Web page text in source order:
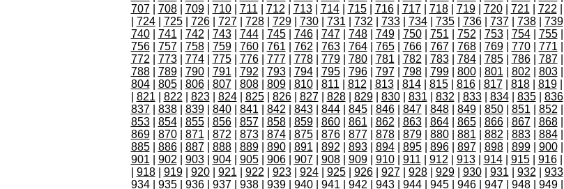
707| 708| 709| 710| 711 712 713| 714| 715| 716| 717| 718| 719| 720| 721 722
724| 725| 726| 727| 728| 729| 730| 731 732 733| 734| 735| 736| 737| 738| 739|
740| 741 742 743| 744| 745| 746| 747| 748| 749| 750| 751 752 753| 754| 755|
756| 757| 758| 759| 760| 761 762 763| 764| 765| 766| 767| 768| 769| 770| 771
772
773| 774| 775| 776| 777| 778| 779| 780| 781 782 783| 784| 785| 786| 787|
788| 789| 790| 791 792 793| 794| 795| 796| 797| 798| 799| 800| 801 802 803|
804| 805| 806| 807| 808| 809| 810| 811 812 813| 814| 815| 816| 817| 818| 819|
821 822 823| 824| 825| 826| 827| 828| 829| 830| 831 832 833| 834| 835| 836|
837| 838| 839| 840| 841 842 843| 844| 845| 846| 847| 848| 849| 850| 851 852
853| 854| 855| 856| 857| 858| 859| 860| 861 862 863| 864| 865| 866| 867| 868|
869| 870| 871 872 873| 874| 875| 876| 877| 878| 879| 880| 881 882 883| 884|
885| 886| 887| 888| 889| 890| 891 892 893| 894| 895| 896| 897| 898| 899| 900|
901
902 903| 904| 905| 906| 907| 908| 909| 910| 911 912 913| 914| 915| 916|
918| 919| 920| 921 922 923| 924| 925| 926| 927| 928| 929| 930| 931 932 933|
934| 935| 936| 937| 938| 939| 940| 941 942 943| 944| 945| 946| 947| 948| 949|